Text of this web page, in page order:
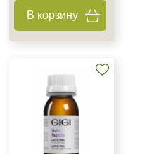
В корзину